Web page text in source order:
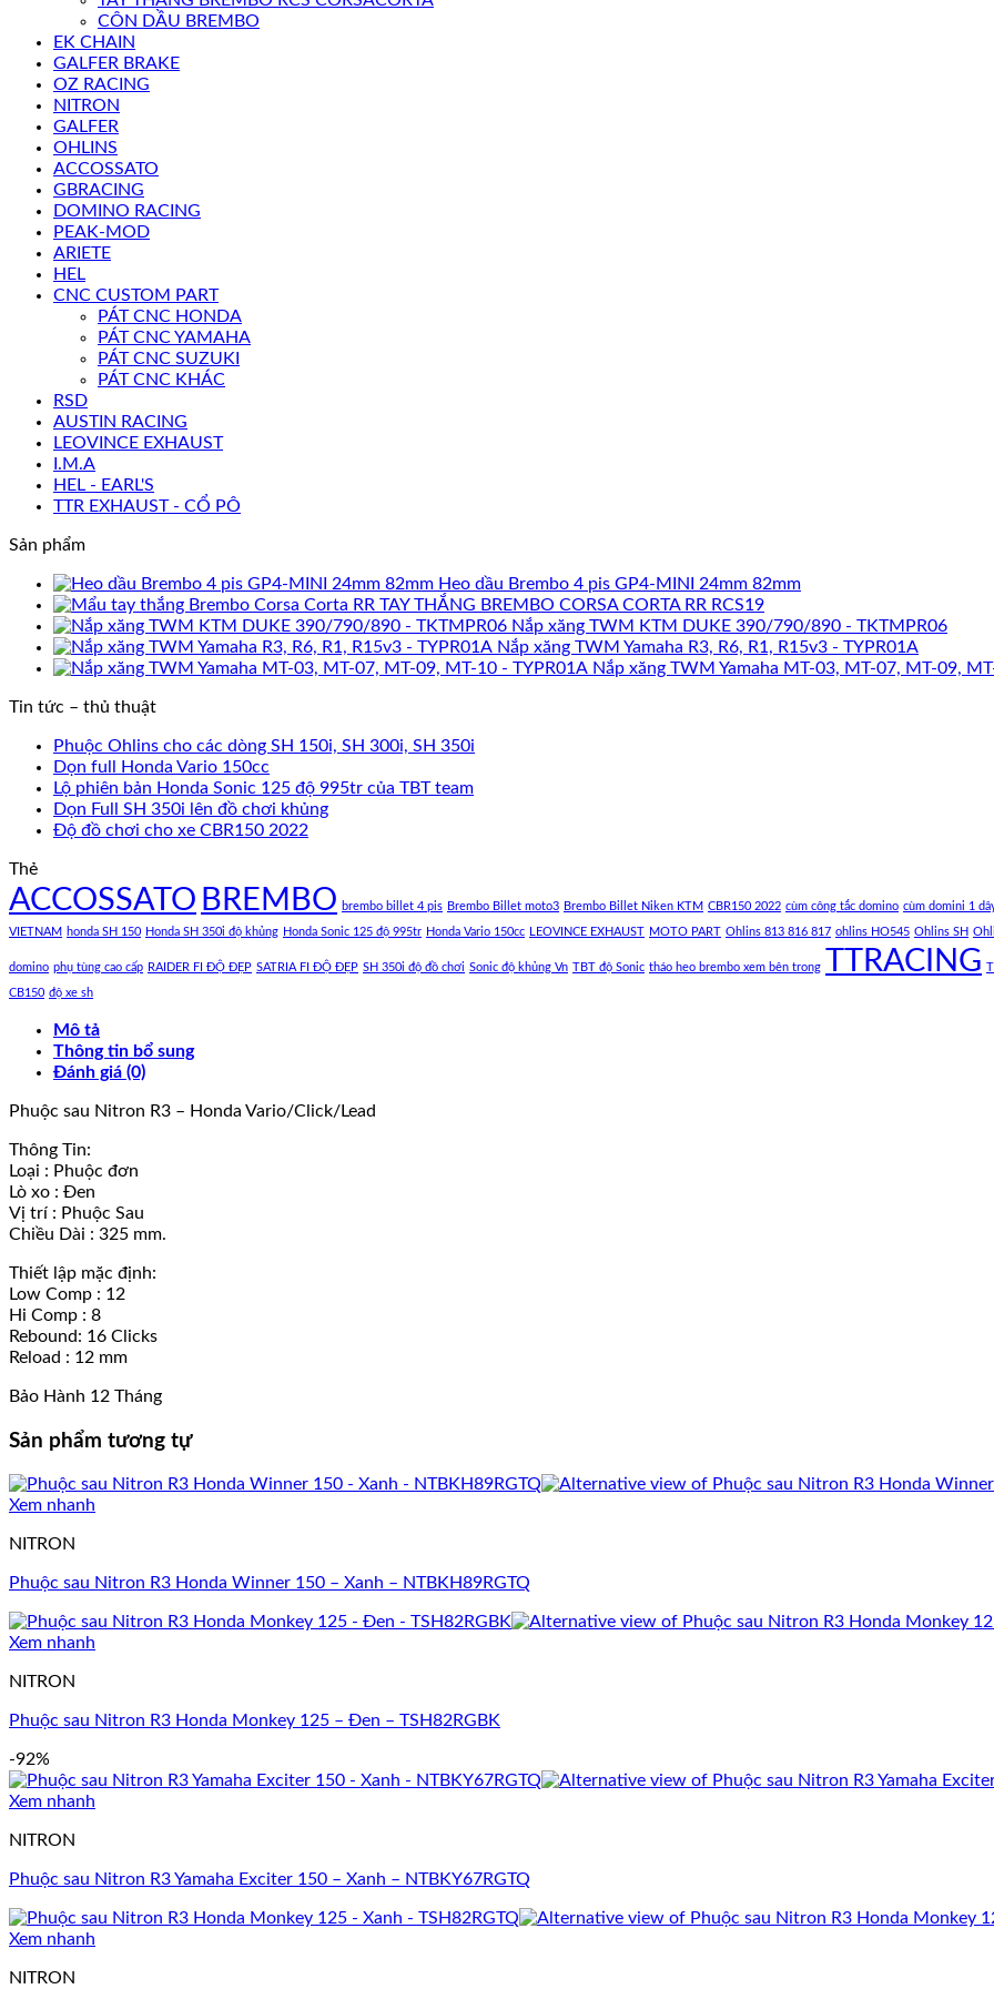
CÔN DẦU BREMBO
EK CHAIN
GALFER BRAKE
OZ RACING
NITRON
GALFER
OHLINS
ACCOSSATO
GBRACING
DOMINO RACING
PEAK-MOD
ARIETE
HEL
CNC CUSTOM PART
PÁT CNC HONDA
PÁT CNC YAMAHA
PÁT CNC SUZUKI
PÁT CNC KHÁC
RSD
AUSTIN RACING
LEOVINCE EXHAUST
I.M.A
HEL - EARL'S
TTR EXHAUST - CỔ PÔ
Sản phẩm
Heo dầu Brembo 4 pis GP4-MINI 24mm 82mm
TAY THẮNG BREMBO CORSA CORTA RR RCS19
Nắp xăng TWM KTM DUKE 390/790/890 - TKTMPR06
Nắp xăng TWM Yamaha R3, R6, R1, R15v3 - TYPR01A
Nắp xăng TWM Yamaha MT-03, MT-07, MT-09,
Tin tức – thủ thuật
Phuộc Ohlins cho các dòng SH 150i, SH 300i, SH 350i
Dọn full Honda Vario 150cc
Lộ phiên bản Honda Sonic 125 độ 995tr của TBT team
Dọn Full SH 350i lên đồ chơi khủng
Độ đồ chơi cho xe CBR150 2022
Thẻ
ACCOSSATO BREMBO brembo billet 4 pis Brembo Billet moto3 Brembo Billet Niken KTM CBR150 2022 cùm công tắc domino cùm domini 1
VIETNAM honda SH 150 Honda SH 350i độ khủng Honda Sonic 125 độ 995tr Honda Vario 150cc LEOVINCE EXHAUST MOTO PART Ohlins 813 816 817 ohlins HO545 Ohlins SH
domino phụ tùng cao cấp RAIDER FI ĐỘ ĐẸP SATRIA FI ĐỘ ĐẸP SH 350i độ đồ chơi Sonic độ khủng Vn TBT độ Sonic tháo heo brembo xem bên trong TTRACING
CB150 độ xe sh
Mô tả
Thông tin bổ sung
Đánh giá (0)
Phuộc sau Nitron R3 – Honda Vario/Click/Lead
Thông Tin:
Loại : Phuộc đơn
Lò xo : Đen
Vị trí : Phuộc Sau
Chiều Dài : 325 mm.
Thiết lập mặc định:
Low Comp : 12
Hi Comp : 8
Rebound: 16 Clicks
Reload : 12 mm
Bảo Hành 12 Tháng
Sản phẩm tương tự
Xem nhanh
NITRON
Phuộc sau Nitron R3 Honda Winner 150 – Xanh – NTBKH89RGTQ
Xem nhanh
NITRON
Phuộc sau Nitron R3 Honda Monkey 125 – Đen – TSH82RGBK
-92%
Xem nhanh
NITRON
Phuộc sau Nitron R3 Yamaha Exciter 150 – Xanh – NTBKY67RGTQ
Xem nhanh
NITRON